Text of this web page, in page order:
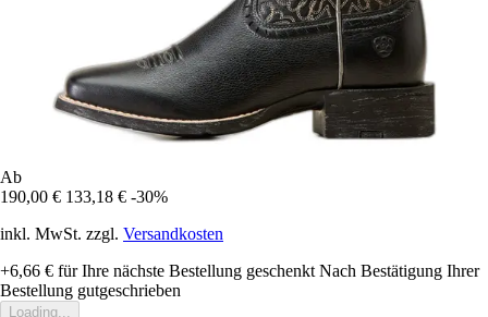
Ab
190,00 € 133,18 € -30%
inkl. MwSt. zzgl. Versandkosten
+6,66 € für Ihre nächste Bestellung geschenkt Nach Bestätigung Ihrer
Bestellung gutgeschrieben
Loading...